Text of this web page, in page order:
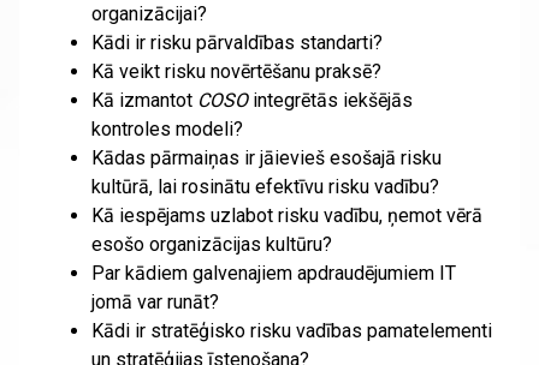
organizācijai?
Kādi ir risku pārvaldības standarti?
Kā veikt risku novērtēšanu praksē?
Kā izmantot COSOintegrētās iekšējās
kontroles modeli?
Kādas pārmaiņas ir jāievieš esošajā risku
kultūrā, lai rosinātu efektīvu risku vadību?
Kā iespējams uzlabot risku vadību, ņemot vērā
esošo organizācijas kultūru?
Par kādiem galvenajiem apdraudējumiem IT
jomā var runāt?
Kādi ir stratēģisko risku vadības pamatelementi
un stratēģijas īstenošana?